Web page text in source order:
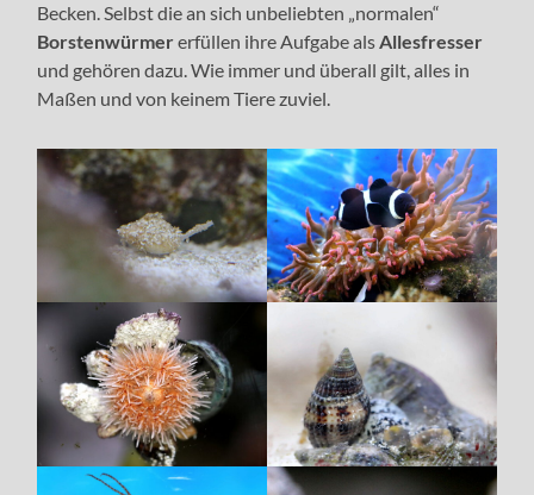
Becken. Selbst die an sich unbeliebten „normalen“
Borstenwürmererfüllen ihre Aufgabe alsAllesfresser
und gehören dazu. Wie immer und überall gilt, alles in
Maßen und von keinem Tiere zuviel.